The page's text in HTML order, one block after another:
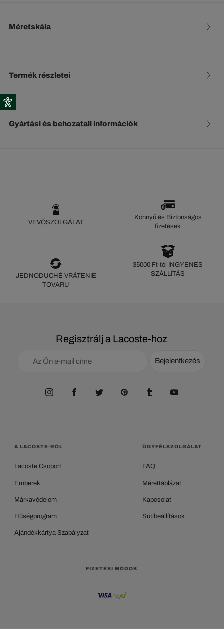
Méretskála
Termék részletei
Gyártási és behozatali információk
VEVŐSZOLGÁLAT
Könnyű és Biztonságos
fizetések
JEDNODUCHÉ VRÁTENIE
TOVARU
35000 Ft-tól INGYENES
SZÁLLÍTÁS
Regisztrálj a Lacoste-hoz
Bejelentkezés
A LACOSTE-RÓL
Lacoste Csoport
Emberek
Márkavédelem
Hűségprogram
Ajándékkártya Szabályzat
ÜGYFÉLSZOLGÁLAT
FAQ
Mérettáblázat
Kapcsolat
Sütibeállítások
FIZETÉSI MÓDOK